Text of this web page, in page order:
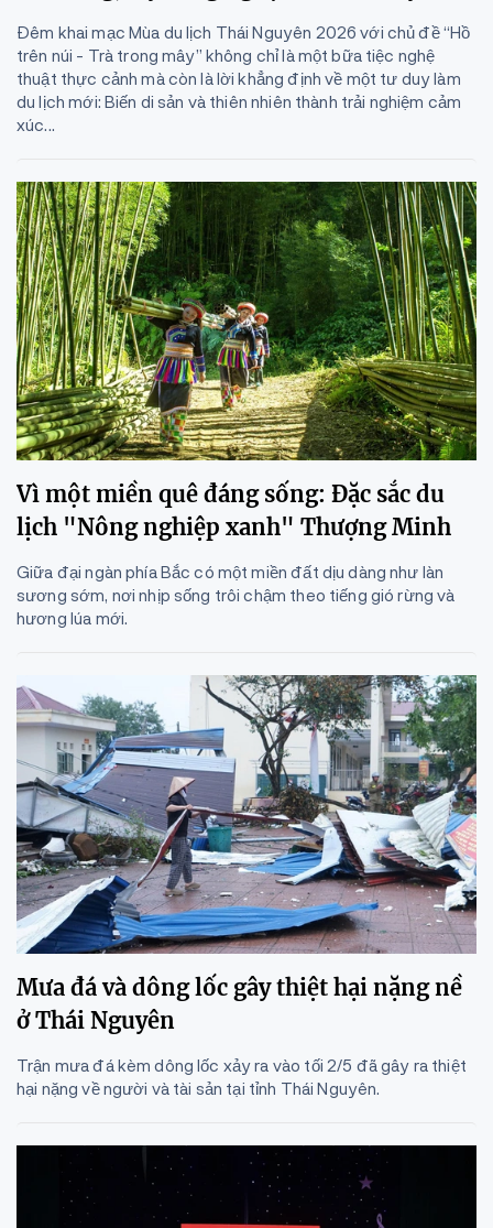
Đêm khai mạc Mùa du lịch Thái Nguyên 2026 với chủ đề “Hồ
trên núi - Trà trong mây” không chỉ là một bữa tiệc nghệ
thuật thực cảnh mà còn là lời khẳng định về một tư duy làm
du lịch mới: Biến di sản và thiên nhiên thành trải nghiệm cảm
xúc...
Vì một miền quê đáng sống: Đặc sắc du
lịch "Nông nghiệp xanh" Thượng Minh
Giữa đại ngàn phía Bắc có một miền đất dịu dàng như làn
sương sớm, nơi nhịp sống trôi chậm theo tiếng gió rừng và
hương lúa mới.
Mưa đá và dông lốc gây thiệt hại nặng nề
ở Thái Nguyên
Trận mưa đá kèm dông lốc xảy ra vào tối 2/5 đã gây ra thiệt
hại nặng về người và tài sản tại tỉnh Thái Nguyên.